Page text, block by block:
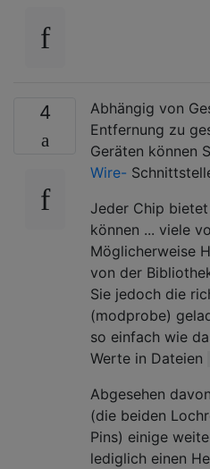
4
Abhängig von
Entfernung zu
Geräten können
Wire-
Jeder Chip
können ... viele
Möglicherweise
von der
Sie jedoch die
(modprobe)
so einfach wie
Werte in Dateien
Abgesehen
(die beiden
Pins) einige
lediglich einen